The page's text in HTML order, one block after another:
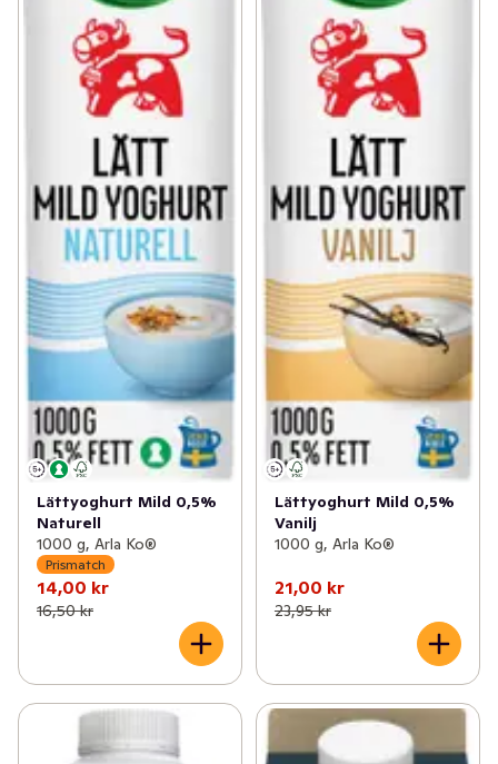
Lättyoghurt Mild 0,5%
Naturell
1000 g, Arla Ko®
Prismatch
14,00 kr
16,50 kr
Lättyoghurt Mild 0,5%
Vanilj
1000 g, Arla Ko®
21,00 kr
23,95 kr